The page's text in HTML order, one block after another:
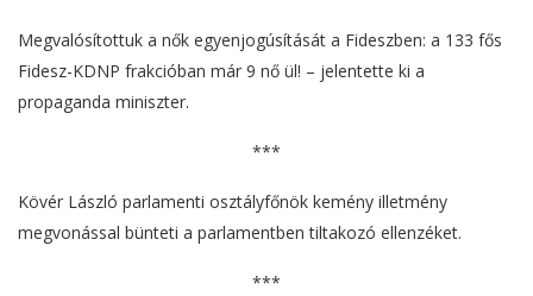
Megvalósítottuk a nők egyenjogúsítását a Fideszben: a 133 fős
Fidesz-KDNP frakcióban már 9 nő ül! – jelentette ki a
propaganda miniszter.
***
Kövér László parlamenti osztályfőnök kemény illetmény
megvonással bünteti a parlamentben tiltakozó ellenzéket.
***